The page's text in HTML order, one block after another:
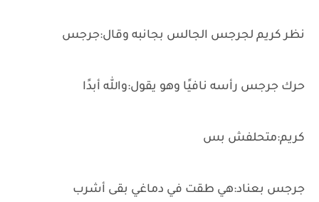
نظر كريم لجرجس الجالس بجانبه وقال:جرجس
حرك جرجس رأسه نافيًا وهو يقول:والله أبدًا
كريم:متحلفش بس
جرجس بعناد:هي طقت في دماغي بقى أشرب